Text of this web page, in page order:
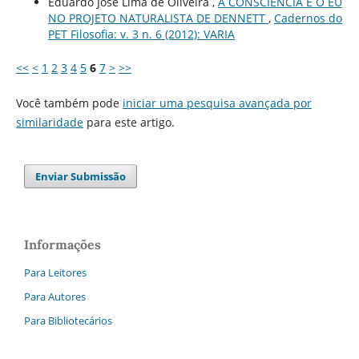
NO PROJETO NATURALISTA DE DENNETT , Cadernos do
PET Filosofia: v. 3 n. 6 (2012): VARIA
<< < 1 2 3 4 5 6 7 > >>
Você também pode iniciar uma pesquisa avançada por
similaridadepara este artigo.
Enviar Submissão
Informações
Para Leitores
Para Autores
Para Bibliotecários